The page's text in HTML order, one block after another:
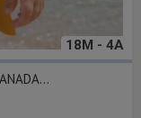
18M - 4A